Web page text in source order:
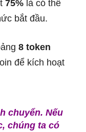
75% là có thể
bắt đầu.
8 token
để kích hoạt
chuyển. Nếu
chúng ta có